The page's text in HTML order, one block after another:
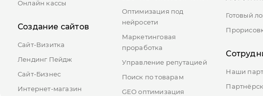
Онлайн кассы
Создание сайтов
Сайт-Визитка
Лендинг Пейдж
Сайт-Бизнес
Интернет-магазин
Оптимизация под
нейросети
Маркетинговая
проработка
Управление репутацией
Поиск по товарам
GEO оптимизация
Готовый
Наши